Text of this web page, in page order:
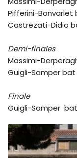
Pifferini-Bonvarlet
Castrezati-Didio
Demi-finales
Massimi-
Guigli-Samper bat
Finale
Guigli-Samper